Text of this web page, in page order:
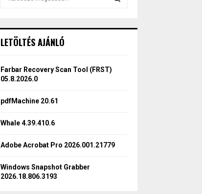
h
o
r
LETÖLTÉS AJÁNLÓ
Farbar Recovery Scan Tool (FRST)
05.8.2026.0
pdfMachine 20.61
Whale 4.39.410.6
Adobe Acrobat Pro 2026.001.21779
Windows Snapshot Grabber
2026.18.806.3193